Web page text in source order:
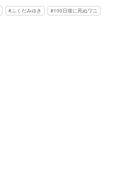
ふくだみゆき
100日後に死ぬワニ